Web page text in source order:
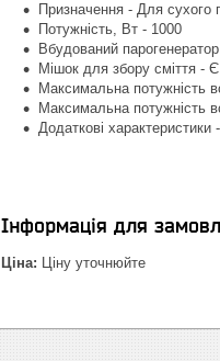
Призначення - Для сухого
Потужність, Вт - 1000
Вбудований парогенератор
Мішок для збору сміття - Є
Максимальна потужність
Максимальна потужність
Додаткові
Інформація для
Ціна: Ціну уточнюйте